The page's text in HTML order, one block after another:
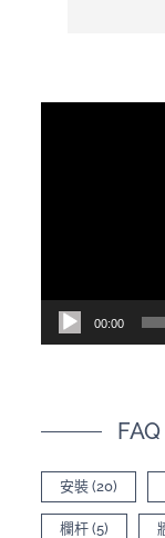
採訪總公
00:00
安裝 (20)
欄杆 (5)